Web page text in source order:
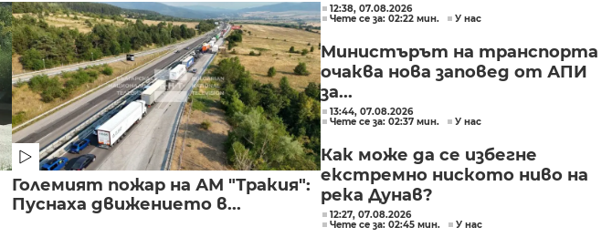
Големият пожар на АМ "Тракия":
Пуснаха движението в...
12:38, 07.08.2026
Чете се за: 02:22 мин.
У нас
Министърът на транспорта
очаква нова заповед от АПИ
за...
13:44, 07.08.2026
Чете се за: 02:37 мин.
У нас
Как може да се избегне
екстремно ниското ниво на
река Дунав?
12:27, 07.08.2026
Чете се за: 02:45 мин.
У нас